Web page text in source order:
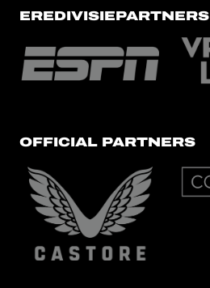
EREDIVISIEPARTNERS
OFFICIAL PARTNERS